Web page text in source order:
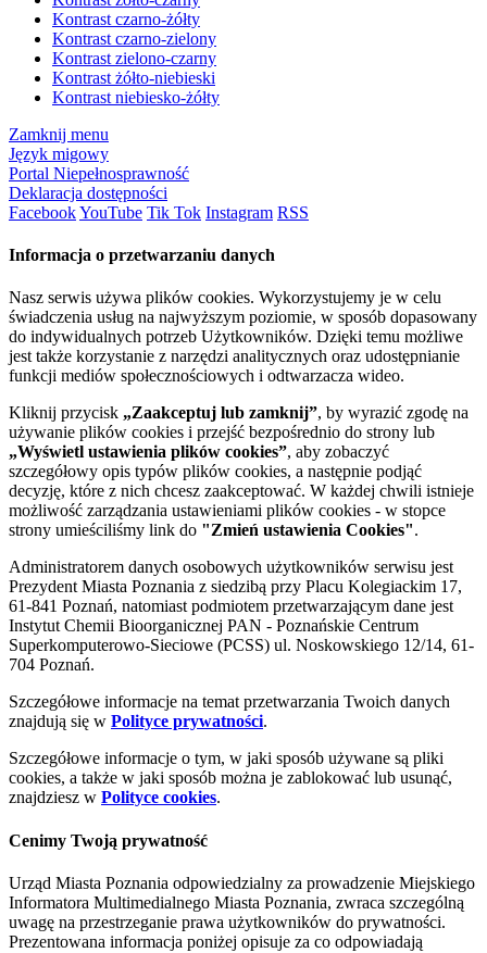
Kontrast czarno-żółty
Kontrast czarno-zielony
Kontrast zielono-czarny
Kontrast żółto-niebieski
Kontrast niebiesko-żółty
Zamknij menu
Język migowy
Portal Niepełnosprawność
Deklaracja dostępności
FacebookYouTube Tik Tok Instagram RSS
Informacja o przetwarzaniu danych
Nasz serwis używa plików cookies. Wykorzystujemy je w celu
świadczenia usług na najwyższym poziomie, w sposób dopasowany
do indywidualnych potrzeb Użytkowników. Dzięki temu możliwe
jest także korzystanie z narzędzi analitycznych oraz udostępnianie
funkcji mediów społecznościowych i odtwarzacza wideo.
Kliknij przycisk „Zaakceptuj lub zamknij”, by wyrazić zgodę na
używanie plików cookies i przejść bezpośrednio do strony lub
„Wyświetl ustawienia plików cookies”, aby zobaczyć
szczegółowy opis typów plików cookies, a następnie podjąć
decyzję, które z nich chcesz zaakceptować. W każdej chwili istnieje
możliwość zarządzania ustawieniami plików cookies - w stopce
strony umieściliśmy link do "Zmień ustawienia Cookies".
Administratorem danych osobowych użytkowników serwisu jest
Prezydent Miasta Poznania z siedzibą przy Placu Kolegiackim 17,
61-841 Poznań, natomiast podmiotem przetwarzającym dane jest
Instytut Chemii Bioorganicznej PAN - Poznańskie Centrum
Superkomputerowo-Sieciowe (PCSS) ul. Noskowskiego 12/14, 61-
704 Poznań.
Szczegółowe informacje na temat przetwarzania Twoich danych
znajdują się w Polityce prywatności.
Szczegółowe informacje o tym, w jaki sposób używane są pliki
cookies, a także w jaki sposób można je zablokować lub usunąć,
znajdziesz w Polityce cookies.
Cenimy Twoją prywatność
Urząd Miasta Poznania odpowiedzialny za prowadzenie Miejskiego
Informatora Multimedialnego Miasta Poznania, zwraca szczególną
uwagę na przestrzeganie prawa użytkowników do prywatności.
Prezentowana informacja poniżej opisuje za co odpowiadają